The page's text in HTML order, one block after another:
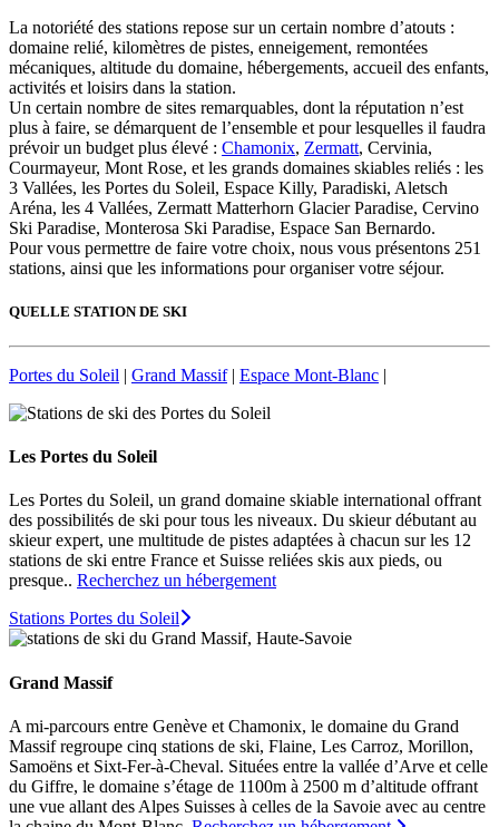
La notoriété des stations repose sur un certain nombre d’atouts :
domaine relié, kilomètres de pistes, enneigement, remontées
mécaniques, altitude du domaine, hébergements, accueil des enfants,
activités et loisirs dans la station.
Un certain nombre de sites remarquables, dont la réputation n’est
plus à faire, se démarquent de l’ensemble et pour lesquelles il faudra
prévoir un budget plus élevé : Chamonix, Zermatt, Cervinia,
Courmayeur, Mont Rose, et les grands domaines skiables reliés : les
3 Vallées, les Portes du Soleil, Espace Killy, Paradiski, Aletsch
Aréna, les 4 Vallées, Zermatt Matterhorn Glacier Paradise, Cervino
Ski Paradise, Monterosa Ski Paradise, Espace San Bernardo.
Pour vous permettre de faire votre choix, nous vous présentons 251
stations, ainsi que les informations pour organiser votre séjour.
QUELLE STATION DE SKI
Portes du Soleil | Grand Massif| Espace Mont-Blanc |
Les Portes du Soleil
Les Portes du Soleil, un grand domaine skiable international offrant
des possibilités de ski pour tous les niveaux. Du skieur débutant au
skieur expert, une multitude de pistes adaptées à chacun sur les 12
stations de ski entre France et Suisse reliées skis aux pieds, ou
presque.. Recherchez un hébergement
Stations Portes du Soleil
Grand Massif
A mi-parcours entre Genève et Chamonix, le domaine du Grand
Massif regroupe cinq stations de ski, Flaine, Les Carroz, Morillon,
Samoëns et Sixt-Fer-à-Cheval. Situées entre la vallée d’Arve et celle
du Giffre, le domaine s’étage de 1100m à 2500 m d’altitude offrant
une vue allant des Alpes Suisses à celles de la Savoie avec au centre